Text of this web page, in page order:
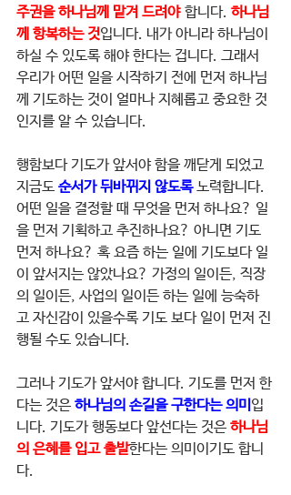
주권을 하나님께 맡겨 드려야 합니다. 하나님
께 항복하는 것입니다. 내가 아니라 하나님이
하실 수 있도록 해야 한다는 겁니다. 그래서
우리가 어떤 일을 시작하기 전에 먼저 하나님
께 기도하는 것이 얼마나 지혜롭고 중요한 것
인지를 알 수 있습니다.
행함보다 기도가 앞서야 함을 깨닫게 되었고
지금도 순서가 뒤바뀌지 않도록 노력합니다.
어떤 일을 결정할 때 무엇을 먼저 하나요? 일
을 먼저 기획하고 추진하나요? 아니면 기도
먼저 하나요? 혹 요즘 하는 일에 기도보다 일
이 앞서지는 않았나요? 가정의 일이든, 직장
의 일이든, 사업의 일이든 하는 일에 능숙하
고 자신감이 있을수록 기도 보다 일이 먼저 진
행될 수도 있습니다.
그러나 기도가 앞서야 합니다. 기도를 먼저 한
다는 것은 하나님의 손길을 구한다는 의미 입
니다. 기도가 행동보다 앞선다는 것은 하나님
의 은혜를 입고 출발한다는 의미이기도 합니
다.